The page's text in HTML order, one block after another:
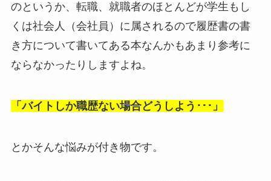
のというか、転職、就職者のほとんどが学生もし
くは社会人（会社員）に属されるので履歴書の書
き方について書いてある本なんかもあまり参考に
ならなかったりしますよね。
「バイトしか職歴ない場合どうしよう･･･」
とかそんな悩みが付き物です。